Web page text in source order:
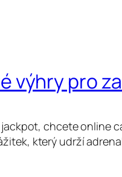
výhry pro
chcete online
který udrží